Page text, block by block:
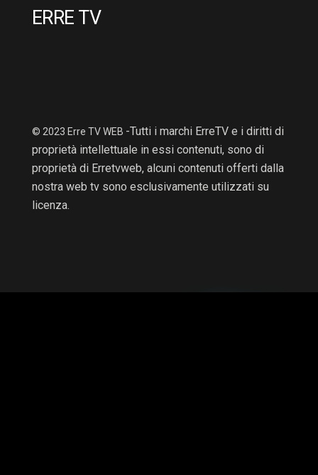
ERRE TV
© 2023 Erre TV WEB -Tutti i marchi ErreTV e i diritti di
proprietà intellettuale in essi contenuti, sono di
proprietà di Erretvweb, alcuni contenuti offerti dalla
nostra web tv sono esclusivamente utilizzati su
licenza.